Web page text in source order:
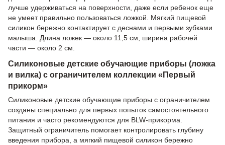
лучше удерживаться на поверхности, даже если ребенок еще
не умеет правильно пользоваться ложкой. Мягкий пищевой
силикон бережно контактирует с деснами и первыми зубками
малыша. Длина ложек — около 11,5 см, ширина рабочей
части — около 2 см.
Силиконовые детские обучающие приборы (ложка
и вилка) с ограничителем коллекции «Первый
прикорм»
Силиконовые детские обучающие приборы с ограничителем
созданы специально для первых попыток самостоятельного
питания и часто рекомендуются для BLW-прикорма.
Защитный ограничитель помогает контролировать глубину
введения прибора, а мягкий пищевой силикон бережно